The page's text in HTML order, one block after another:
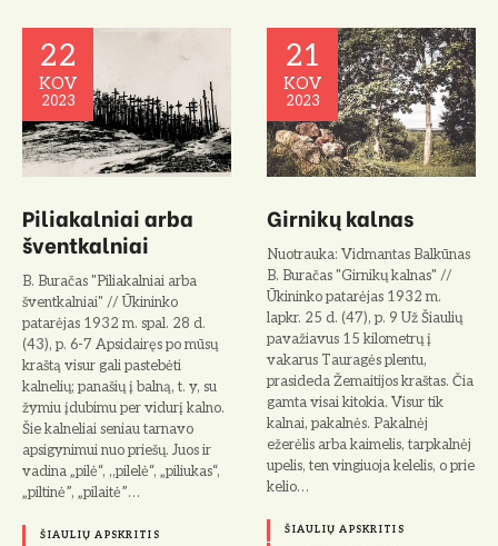
22
KOV
2023
Piliakalniai arba
šventkalniai
B. Buračas "Piliakalniai arba
šventkalniai" // Ūkininko
patarėjas 1932 m. spal. 28 d.
(43), p. 6-7 Apsidairęs po mūsų
kraštą visur gali pastebėti
kalnelių; panašių į balną, t. y, su
žymiu įdubimu per vidurį kalno.
Šie kalneliai seniau tarnavo
apsigynimui nuo priešų. Juos ir
vadina „pilė“, ,,pilelė“, „piliukas“,
„piltinė”, „pilaitė”…
ŠIAULIŲ APSKRITIS
21
KOV
2023
Girnikų kalnas
Nuotrauka: Vidmantas Balkūnas
B. Buračas "Girnikų kalnas" //
Ūkininko patarėjas 1932 m.
lapkr. 25 d. (47), p. 9 Už Šiaulių
pavažiavus 15 kilometrų į
vakarus Tauragės plentu,
prasideda Žemaitijos kraštas. Čia
gamta visai kitokia. Visur tik
kalnai, pakalnės. Pakalnėj
ežerėlis arba kaimelis, tarpkalnėj
upelis, ten vingiuoja kelelis, o prie
kelio…
ŠIAULIŲ APSKRITIS